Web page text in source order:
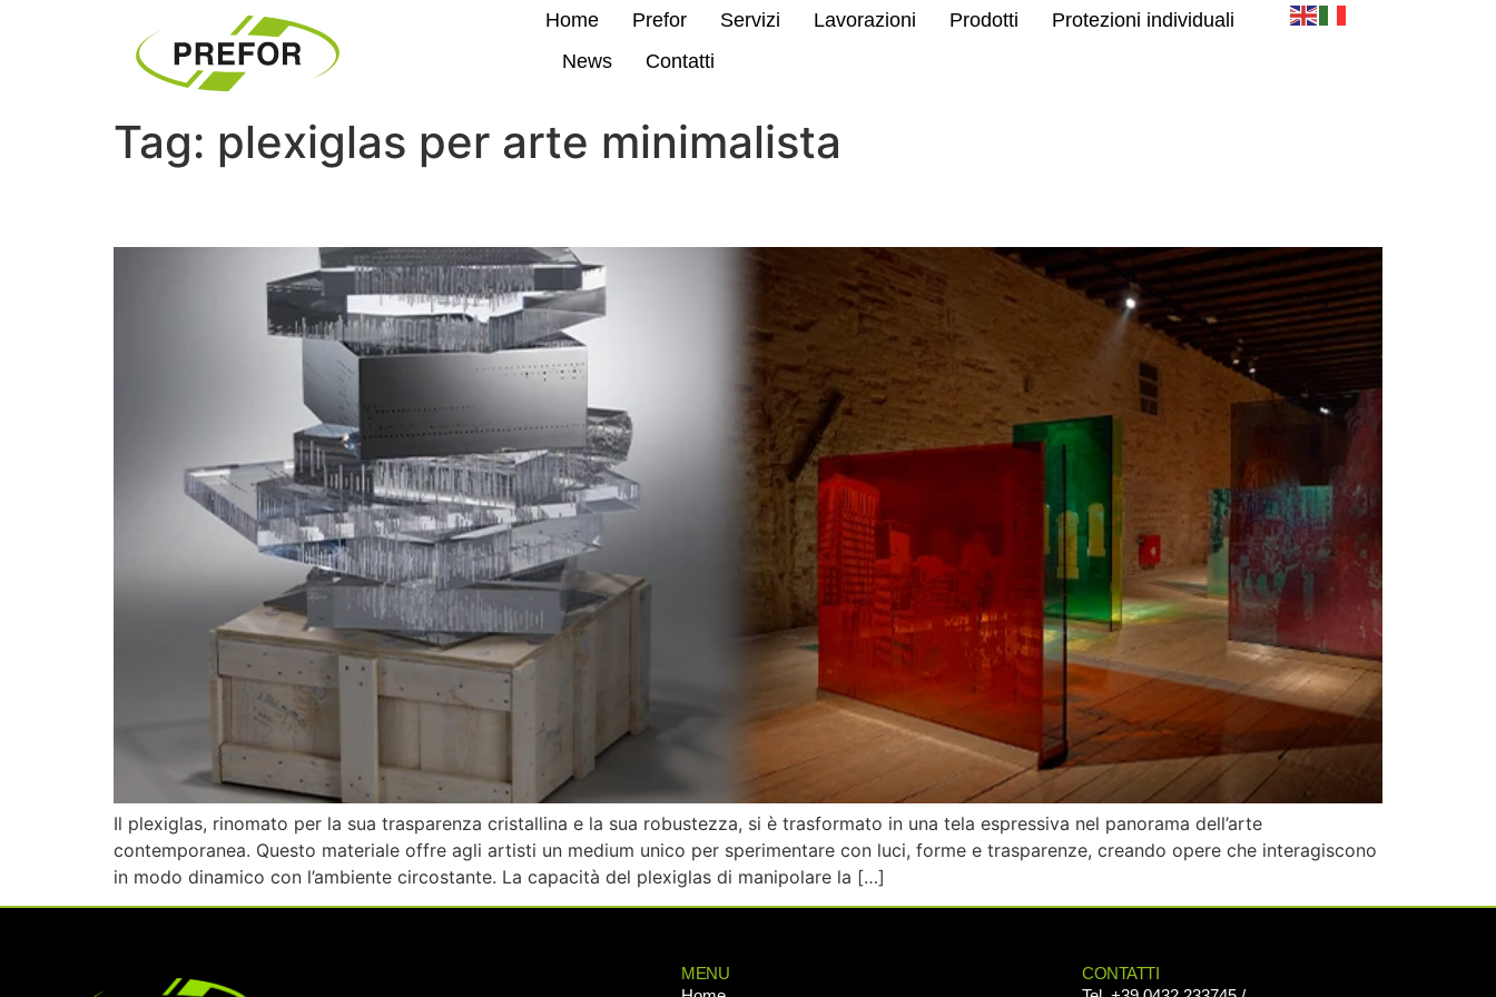
Home Prefor Servizi Lavorazioni Prodotti
Protezioni individuali
News
Contatti
Tag: plexiglas per arte minimalista
Il plexiglas, rinomato per la sua trasparenza cristallina e la sua robustezza, si è trasformato in una tela espressiva nel panorama dell’arte
contemporanea. Questo materiale offre agli artisti un medium unico per sperimentare con luci, forme e trasparenze, creando opere che interagiscono
in modo dinamico con l’ambiente circostante. La capacità del plexiglas di manipolare la […]
MENU
CONTATTI